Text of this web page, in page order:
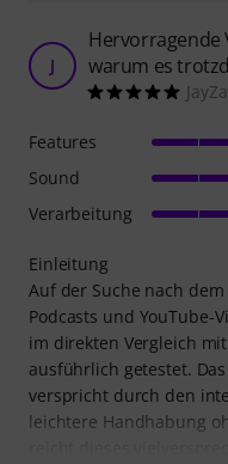
J
Hervorragende
warum es
Einleitung
Auf der Suche nach
Podcasts und YouTube-
im direkten Vergleich
ausführlich getestet.
verspricht durch den
leichtere Handhabung
Features
Sound
Verarbeitung